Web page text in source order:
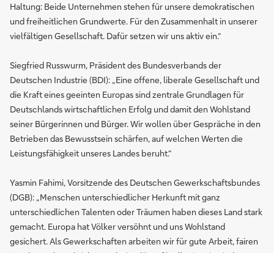
Haltung: Beide Unternehmen stehen für unsere demokratischen
und freiheitlichen Grundwerte. Für den Zusammenhalt in unserer
vielfältigen Gesellschaft. Dafür setzen wir uns aktiv ein.“
Siegfried Russwurm, Präsident des Bundesverbands der
Deutschen Industrie (BDI): „Eine offene, liberale Gesellschaft und
die Kraft eines geeinten Europas sind zentrale Grundlagen für
Deutschlands wirtschaftlichen Erfolg und damit den Wohlstand
seiner Bürgerinnen und Bürger. Wir wollen über Gespräche in den
Betrieben das Bewusstsein schärfen, auf welchen Werten die
Leistungsfähigkeit unseres Landes beruht.“
Yasmin Fahimi, Vorsitzende des Deutschen Gewerkschaftsbundes
(DGB): „Menschen unterschiedlicher Herkunft mit ganz
unterschiedlichen Talenten oder Träumen haben dieses Land stark
gemacht. Europa hat Völker versöhnt und uns Wohlstand
gesichert. Als Gewerkschaften arbeiten wir für gute Arbeit, fairen